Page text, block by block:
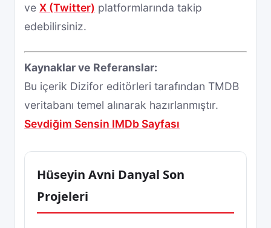
ve X (Twitter) platformlarında takip
edebilirsiniz.
Kaynaklar ve Referanslar:
Bu içerik Dizifor editörleri tarafından TMDB
veritabanı temel alınarak hazırlanmıştır.
Sevdiğim Sensin IMDb Sayfası
Hüseyin Avni Danyal Son
Projeleri